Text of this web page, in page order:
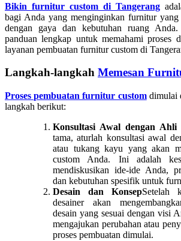
Bikin furnitur custom di Tangerang
bagi Anda yang menginginkan furnitur yang
dengan gaya dan kebutuhan ruang
panduan lengkap untuk memahami proses
layanan pembuatan furnitur custom di
Langkah-langkah Memesan
Proses pembuatan furnitur customdimulai
langkah berikut:
Konsultasi Awal dengan Ahli
tama, aturlah konsultasi awal
atau tukang kayu yang akan
custom Anda. Ini adalah
mendiskusikan ide-ide Anda,
dan kebutuhan spesifik untuk
Desain dan KonsepSetelah
desainer akan
desain yang sesuai dengan visi
mengajukan perubahan atau
proses pembuatan dimulai.